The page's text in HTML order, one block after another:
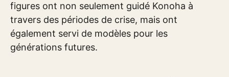
figures ont non seulement guidé Konoha à
travers des périodes de crise, mais ont
également servi de modèles pour les
générations futures.